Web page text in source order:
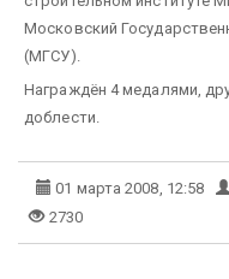
Московский
(МГСУ).
Награждён 4 медалями,
доблести.
01 марта 2008, 12:58
2730